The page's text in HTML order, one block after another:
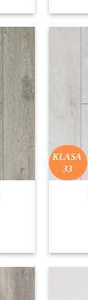
KLASA
33